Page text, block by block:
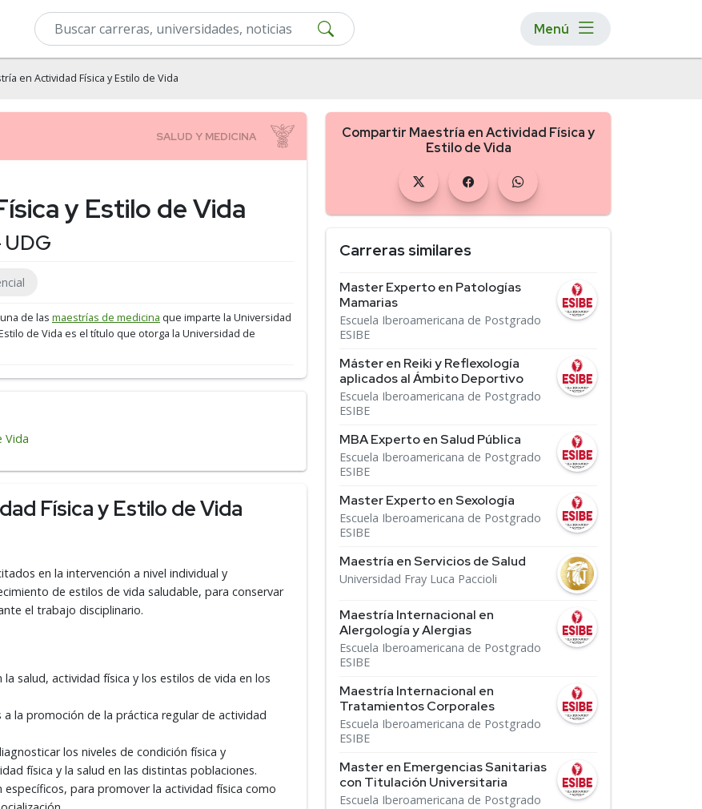
Menú
en Actividad Física y Estilo de Vida
y Estilo de Vida
de las maestrías de medicina que imparte la Universidad
de Vida es el título que otorga la Universidad de
Vida
Física y Estilo de Vida
en la intervención a nivel individual y
de estilos de vida saludable, para conservar
el trabajo disciplinario.
salud, actividad física y los estilos de vida en los
la promoción de la práctica regular de actividad
los niveles de condición física y
física y la salud en las distintas poblaciones.
para promover la actividad física como
Compartir Maestría en Actividad Física y
Estilo de Vida
Carreras similares
Master Experto en Patologías
Mamarias
Escuela Iberoamericana de Postgrado
ESIBE
Máster en Reiki y Reflexología
aplicados al Ámbito Deportivo
Escuela Iberoamericana de Postgrado
ESIBE
MBA Experto en Salud Pública
Escuela Iberoamericana de Postgrado
ESIBE
Master Experto en Sexología
Escuela Iberoamericana de Postgrado
ESIBE
Maestría en Servicios de Salud
Universidad Fray Luca Paccioli
Maestría Internacional en
Alergología y Alergias
Escuela Iberoamericana de Postgrado
ESIBE
Maestría Internacional en
Tratamientos Corporales
Escuela Iberoamericana de Postgrado
ESIBE
Master en Emergencias Sanitarias
con Titulación Universitaria
Escuela Iberoamericana de Postgrado